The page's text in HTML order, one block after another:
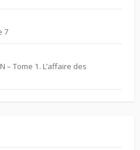
7
– Tome 1. L’affaire des